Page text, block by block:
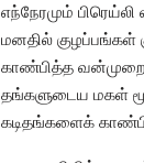
எந்நேரமும்
மனதில் குழப்பங்கள்
காண்பித்த
தங்களுடைய மகள்
கடிதங்களைக்